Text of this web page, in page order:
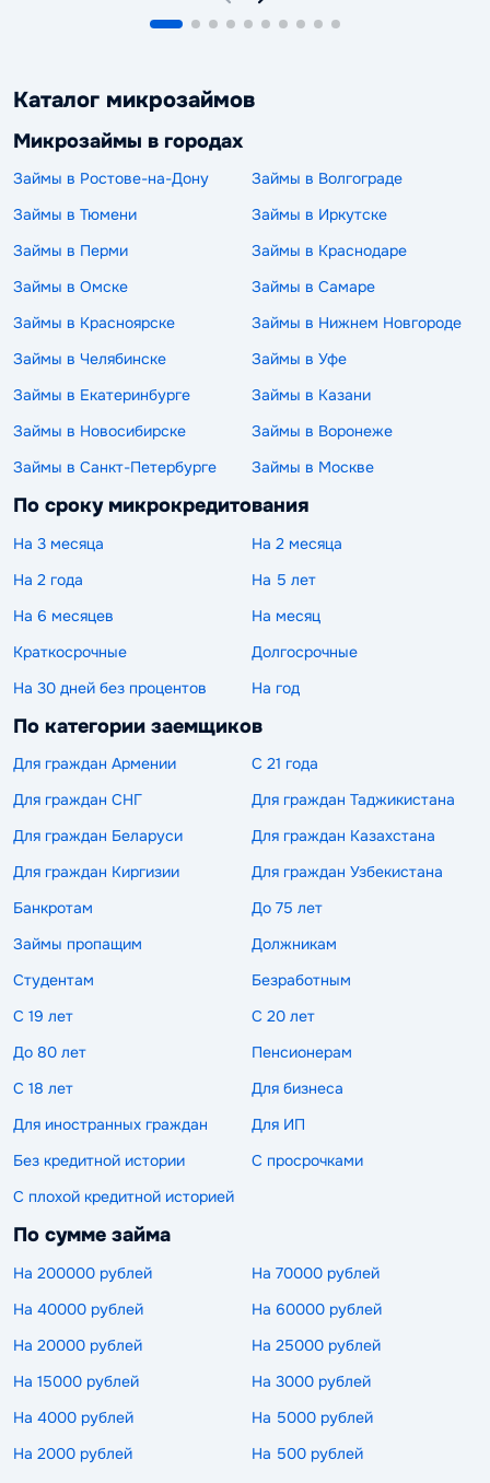
Каталог микрозаймов
Микрозаймы в городах
Займы в Ростове-на-Дону
Займы в Волгограде
Займы в Тюмени
Займы в Иркутске
Займы в Перми
Займы в Краснодаре
Займы в Омске
Займы в Самаре
Займы в Красноярске
Займы в Нижнем Новгороде
Займы в Челябинске
Займы в Уфе
Займы в Екатеринбурге
Займы в Казани
Займы в Новосибирске
Займы в Воронеже
Займы в Санкт-Петербурге
Займы в Москве
По сроку микрокредитования
На 3 месяца
На 2 месяца
На 2 года
На 5 лет
На 6 месяцев
На месяц
Краткосрочные
Долгосрочные
На 30 дней без процентов
На год
По категории заемщиков
Для граждан Армении
С 21 года
Для граждан СНГ
Для граждан Таджикистана
Для граждан Беларуси
Для граждан Казахстана
Для граждан Киргизии
Для граждан Узбекистана
Банкротам
До 75 лет
Займы пропащим
Должникам
Студентам
Безработным
С 19 лет
С 20 лет
До 80 лет
Пенсионерам
С 18 лет
Для бизнеса
Для иностранных граждан
Для ИП
Без кредитной истории
С просрочками
С плохой кредитной историей
По сумме займа
На 200000 рублей
На 70000 рублей
На 40000 рублей
На 60000 рублей
На 20000 рублей
На 25000 рублей
На 15000 рублей
На 3000 рублей
На 4000 рублей
На 5000 рублей
На 2000 рублей
На 500 рублей